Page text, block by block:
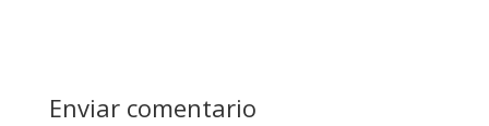
Enviar comentario